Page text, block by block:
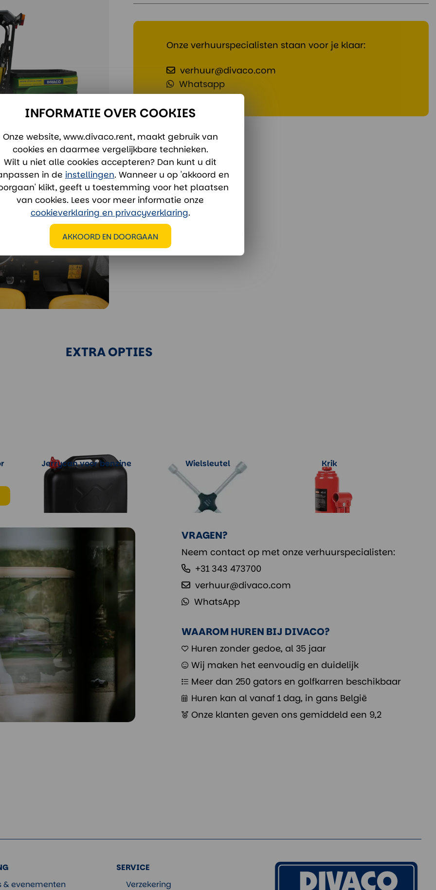
Onze verhuurspecialisten staan voor je klaar:
verhuur@divaco.com
Whatsapp
EXTRA OPTIES
Jerrycan voor benzine
Meer informatie
Wielsleutel
Meer informatie
Krik
Meer informatie
VRAGEN?
Neem contact op met onze verhuurspecialisten:
+31 343 473700
verhuur@divaco.com
WhatsApp
WAAROM HUREN BIJ DIVACO?
Huren zonder gedoe, al 35 jaar
Wij maken het eenvoudig en duidelijk
Meer dan 250 gators en golfkarren beschikbaar
Huren kan al vanaf 1 dag, in gans België
Onze klanten geven ons gemiddeld een 9,2
& evenementen
SERVICE
Verzekering
INFORMATIE OVER COOKIES
Onze website, www.divaco.rent, maakt gebruik van
cookies en daarmee vergelijkbare technieken.
Wilt u niet alle cookies accepteren? Dan kunt u dit
in de instellingen. Wanneer u op 'akkoord en
klikt, geeft u toestemming voor het plaatsen
van cookies. Lees voor meer informatie onze
cookieverklaring en privacyverklaring.
AKKOORD EN DOORGAAN